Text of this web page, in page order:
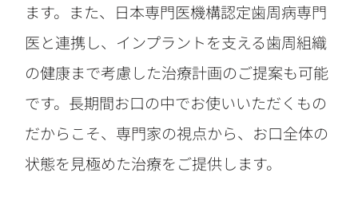
ます。また、日本専門医機構認定歯周病専門
医と連携し、インプラントを支える歯周組織
の健康まで考慮した治療計画のご提案も可能
です。長期間お口の中でお使いいただくもの
だからこそ、専門家の視点から、お口全体の
状態を見極めた治療をご提供します。